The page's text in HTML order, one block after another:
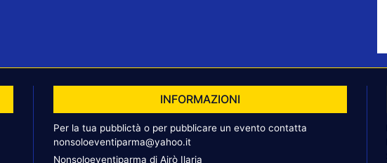
INFORMAZIONI
Per la tua pubblictà o per pubblicare un evento contatta
nonsoloeventiparma@yahoo.it
Nonsoloeventiparma di Airò Ilaria